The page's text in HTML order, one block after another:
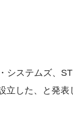
システムズ、
した、と発表